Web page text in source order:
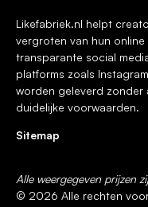
Likefabriek.nl helpt
vergroten van hun
transparante social
platforms zoals
worden geleverd
duidelijke voorwaarden.
Sitemap
Alle weergegeven prijzen
© 2026 Alle rechten